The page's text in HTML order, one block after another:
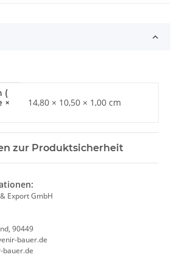
(
×
14,80 × 10,50 × 1,00 cm
zur Produktsicherheit
Export GmbH
90449
bauer.de
bauer.de